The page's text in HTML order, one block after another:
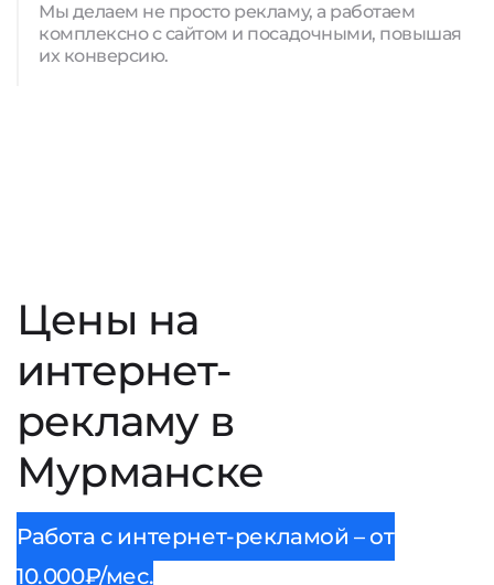
Мы делаем не просто рекламу, а работаем
комплексно с сайтом и посадочными, повышая
их конверсию.
Цены на
интернет-
рекламу в
Мурманске
Работа с интернет-рекламой – от
10.000₽/мес.